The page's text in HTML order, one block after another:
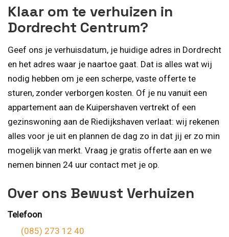
Klaar om te verhuizen in
Dordrecht Centrum?
Geef ons je verhuisdatum, je huidige adres in Dordrecht
en het adres waar je naartoe gaat. Dat is alles wat wij
nodig hebben om je een scherpe, vaste offerte te
sturen, zonder verborgen kosten. Of je nu vanuit een
appartement aan de Kuipershaven vertrekt of een
gezinswoning aan de Riedijkshaven verlaat: wij rekenen
alles voor je uit en plannen de dag zo in dat jij er zo min
mogelijk van merkt. Vraag je gratis offerte aan en we
nemen binnen 24 uur contact met je op.
Over ons Bewust Verhuizen
Telefoon
(085) 273 12 40